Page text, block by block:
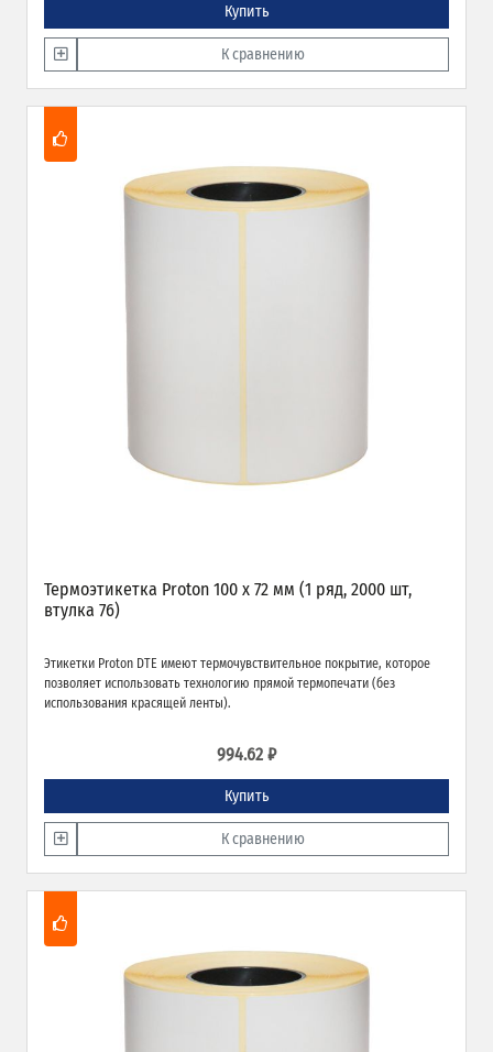
Купить
К сравнению
Термоэтикетка Proton 100 x 72 мм (1 ряд, 2000 шт,
втулка 76)
Этикетки Proton DTE имеют термочувствительное покрытие, которое
позволяет использовать технологию прямой термопечати (без
использования красящей ленты).
994.62 ₽
Купить
К сравнению